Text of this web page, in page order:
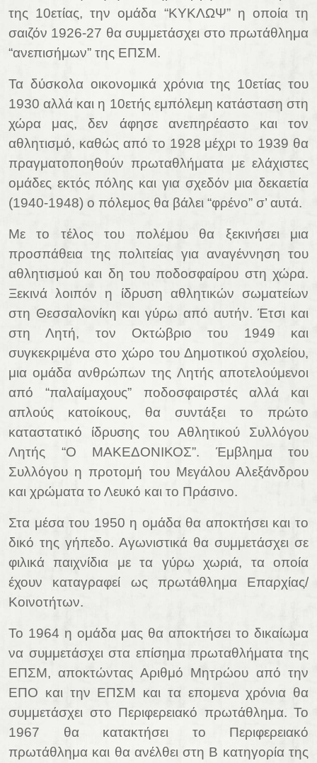
της 10ετίας, την ομάδα “ΚΥΚΛΩΨ” η οποία τη
σαιζόν 1926-27 θα συμμετάσχει στο πρωτάθλημα
“ανεπισήμων” της ΕΠΣΜ.
Τα δύσκολα οικονομικά χρόνια της 10ετίας του
1930 αλλά και η 10ετής εμπόλεμη κατάσταση στη
χώρα μας, δεν άφησε ανεπηρέαστο και τον
αθλητισμό, καθώς από το 1928 μέχρι το 1939 θα
πραγματοποηθούν πρωταθλήματα με ελάχιστες
ομάδες εκτός πόλης και για σχεδόν μια δεκαετία
(1940-1948) ο πόλεμος θα βάλει “φρένο” σ’ αυτά.
Με το τέλος του πολέμου θα ξεκινήσει μια
προσπάθεια της πολιτείας για αναγέννηση του
αθλητισμού και δη του ποδοσφαίρου στη χώρα.
Ξεκινά λοιπόν η ίδρυση αθλητικών σωματείων
στη Θεσσαλονίκη και γύρω από αυτήν. Έτσι και
στη Λητή, τον Οκτώβριο του 1949 και
συγκεκριμένα στο χώρο του Δημοτικού σχολείου,
μια ομάδα ανθρώπων της Λητής αποτελούμενοι
από “παλαίμαχους” ποδοσφαιρστές αλλά και
απλούς κατοίκους, θα συντάξει το πρώτο
καταστατικό ίδρυσης του Αθλητικού Συλλόγου
Λητής “Ο ΜΑΚΕΔΟΝΙΚΟΣ”. Έμβλημα του
Συλλόγου η προτομή του Μεγάλου Αλεξάνδρου
και χρώματα το Λευκό και το Πράσινο.
Στα μέσα του 1950 η ομάδα θα αποκτήσει και το
δικό της γήπεδο. Αγωνιστικά θα συμμετάσχει σε
φιλικά παιχνίδια με τα γύρω χωριά, τα οποία
έχουν καταγραφεί ως πρωτάθλημα Επαρχίας/
Κοινοτήτων.
Το 1964 η ομάδα μας θα αποκτήσει το δικαίωμα
να συμμετάσχει στα επίσημα πρωταθλήματα της
ΕΠΣΜ, αποκτώντας Αριθμό Μητρώου από την
ΕΠΟ και την ΕΠΣΜ και τα επομενα χρόνια θα
συμμετάσχει στο Περιφερειακό πρωτάθλημα. Το
1967 θα κατακτήσει το Περιφερειακό
πρωτάθλημα και θα ανέλθει στη Β κατηγορία της